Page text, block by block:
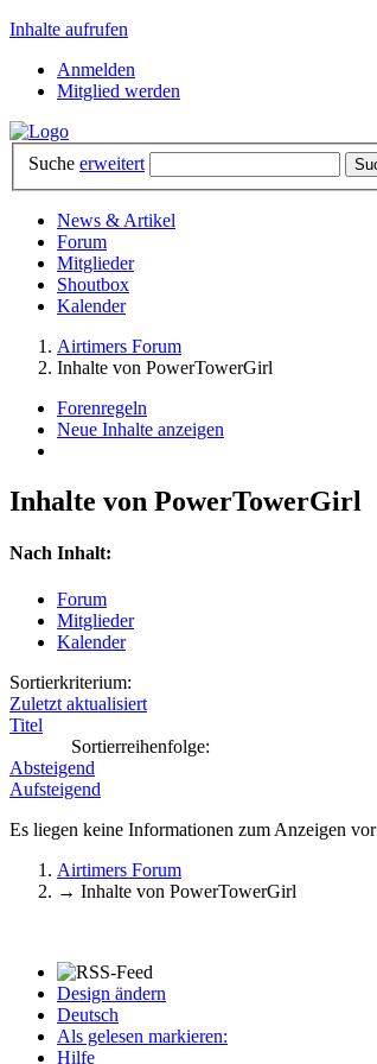
Inhalte aufrufen
Anmelden
Mitglied werden
Suche erweitert
News & Artikel
Forum
Mitglieder
Shoutbox
Kalender
Airtimers Forum
Inhalte von PowerTowerGirl
Forenregeln
Neue Inhalte anzeigen
Inhalte von PowerTowerGirl
Nach Inhalt:
Forum
Mitglieder
Kalender
Sortierkriterium:
Zuletzt aktualisiert
Titel
Sortierreihenfolge:
Absteigend
Aufsteigend
Es liegen keine Informationen zum Anzeigen vor
Airtimers Forum
→ Inhalte von PowerTowerGirl
Design ändern
Deutsch
Als gelesen markieren:
Hilfe